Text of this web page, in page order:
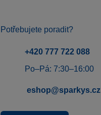
Potřebujete poradit?
+420 777 722 088
Po–Pá: 7:30–16:00
eshop@sparkys.cz